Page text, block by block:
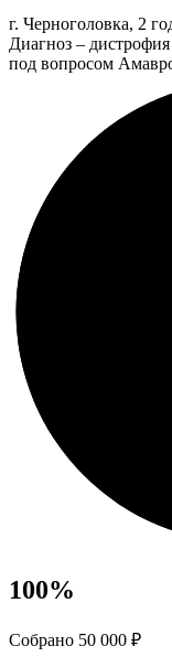
г. Черноголовка, 2
Диагноз –
под вопросом
100%
Собрано 50 000 ₽